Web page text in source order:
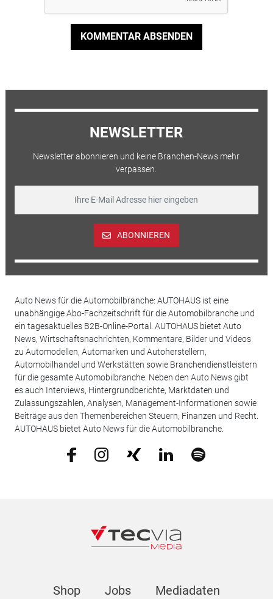
KOMMENTAR ABSENDEN
NEWSLETTER
Newsletter abonnieren und keine Branchen-News mehr
verpassen.
ABONNIEREN
Auto News für die Automobilbranche: AUTOHAUS ist eine
unabhängige Abo-Fachzeitschrift für die Automobilbranche und
ein tagesaktuelles B2B-Online-Portal. AUTOHAUS bietet Auto
News, Wirtschaftsnachrichten, Kommentare, Bilder und Videos
zu Automodellen, Automarken und Autoherstellern,
Automobilhandel und Werkstätten sowie Branchendienstleistern
für die gesamte Automobilbranche. Neben den Auto News gibt
es auch Interviews, Hintergrundberichte, Marktdaten und
Zulassungszahlen, Analysen, Management-Informationen sowie
Beiträge aus den Themenbereichen Steuern, Finanzen und Recht.
AUTOHAUS bietet Auto News für die Automobilbranche.
Shop Jobs Mediadaten